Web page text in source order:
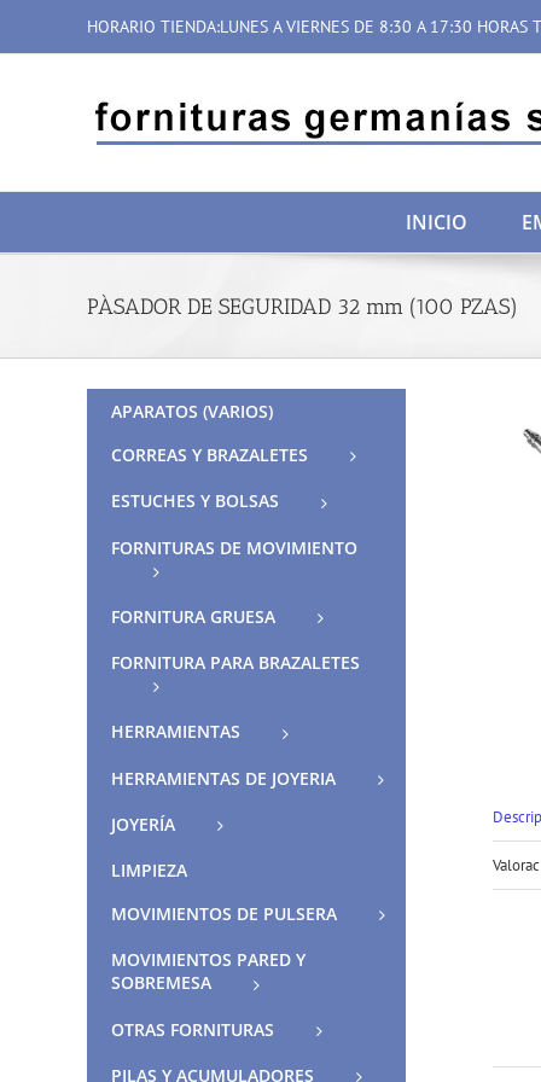
contenido
HORARIO TIENDA:LUNES A VIERNES DE 8:30 A 17:30
INICIO
PÀSADOR DE SEGURIDAD 32 mm (100 PZAS)
APARATOS (VARIOS)
CORREAS Y BRAZALETES
ESTUCHES Y BOLSAS
FORNITURAS DE MOVIMIENTO
FORNITURA GRUESA
FORNITURA PARA BRAZALETES
HERRAMIENTAS
HERRAMIENTAS DE JOYERIA
JOYERÍA
LIMPIEZA
MOVIMIENTOS DE PULSERA
MOVIMIENTOS PARED Y
SOBREMESA
OTRAS FORNITURAS
PILAS Y ACUMULADORES